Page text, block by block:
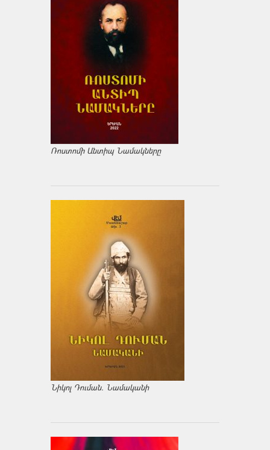
Ռոստոմի Անտիպ Նամակները
Նիկոլ Դուման. Նամականի